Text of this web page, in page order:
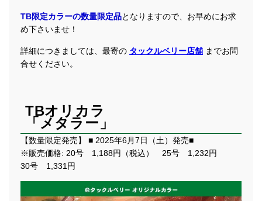
TB限定カラーの数量限定品となりますので、お早めにお求
め下さいませ！
詳細につきましては、最寄の タックルベリー店舗 までお問
合せください。
TBオリカラ
「メタラー」
【数量限定発売】 ■ 2025年6月7日（土）発売■
※販売価格: 20号 1,188円（税込） 25号 1,232円
30号 1,331円